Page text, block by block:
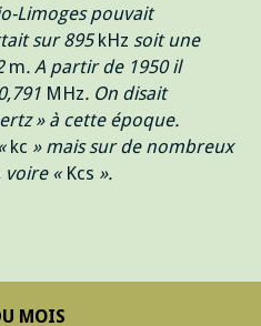
Limoges pouvait
sur 895kHz soit une
m. A partir de 1950 il
MHz. On disait
» à cette époque.
kc » mais sur de nombreux
voire « Kcs ».
MOIS